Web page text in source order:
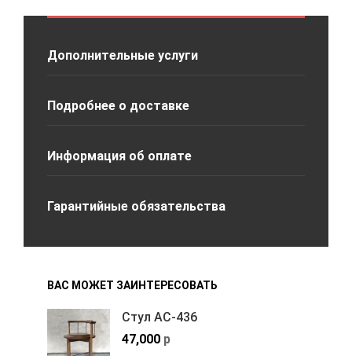
Дополнительные услуги
Подробнее о доставке
Информация об оплате
Гарантийные обязательства
ВАС МОЖЕТ ЗАИНТЕРЕСОВАТЬ
Стул АС-436
47,000 р